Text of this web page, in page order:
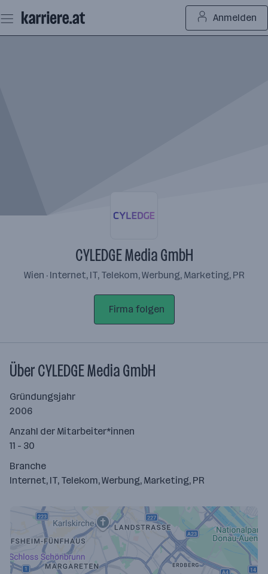
Seiteninhalt
springen
Anmelden
CYLEDGE Media GmbH
Wien · Internet, IT, Telekom, Werbung, Marketing, PR
Firma folgen
Über CYLEDGE Media GmbH
Gründungsjahr
2006
Anzahl der Mitarbeiter*innen
11 - 30
Branche
Internet, IT, Telekom, Werbung, Marketing, PR